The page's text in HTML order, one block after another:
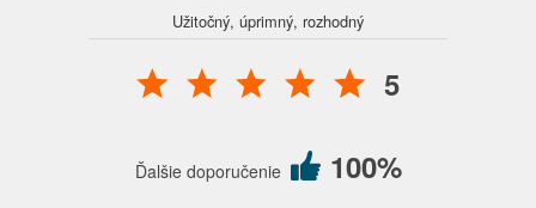
Užitočný, úprimný, rozhodný
5
Ďalšie doporučenie 100%